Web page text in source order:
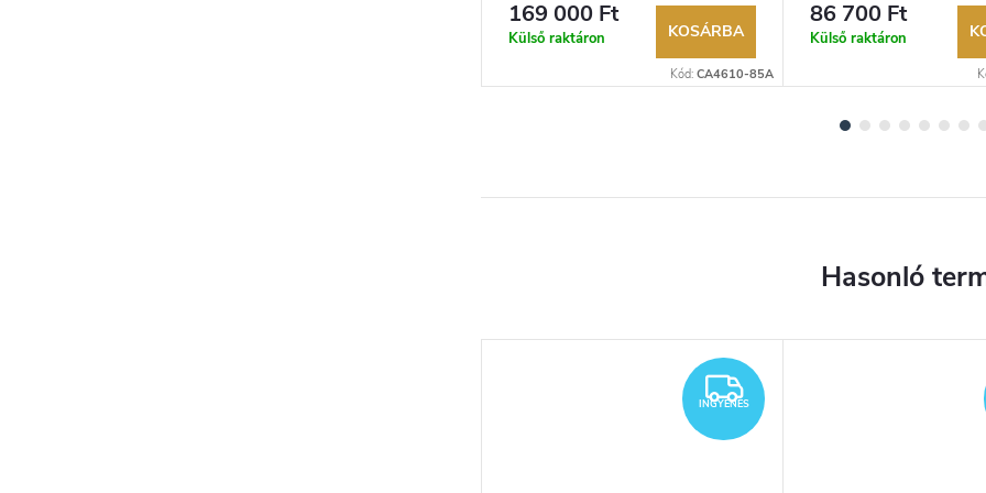
lehetőség. Hivatalos márkakereskedő.
169 000 Ft
Külső raktáron KOSÁRBA
Kód: CA4610-85A
lehetőség. Hivatalos
86 700 Ft
Külső raktáron
INGYENES
INGYENES